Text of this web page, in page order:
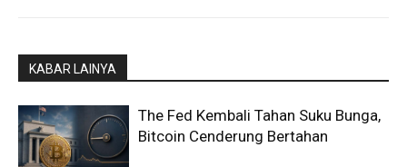
KABAR LAINYA
The Fed Kembali Tahan Suku Bunga,
Bitcoin Cenderung Bertahan